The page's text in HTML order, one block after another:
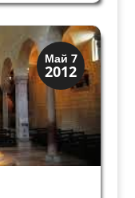
удивила
Май 7
2012